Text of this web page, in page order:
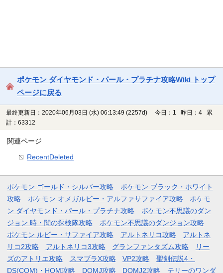
ポケモン ダイヤモンド・パール・プラチナ攻略Wiki トップ
ページに戻る
最終更新日：2020年06月03日 (水) 06:13:49 (2257d)
今日：1 昨日：4 累
計：63312
関連ページ
RecentDeleted
ポケモン ゴールド・シルバー攻略
ポケモン ブラック・ホワイト
攻略
ポケモン オメガルビー・アルファサファイア攻略
ポケモ
ン ダイヤモンド・パール・プラチナ攻略
ポケモン不思議のダン
ジョン 時・闇の探検隊攻略
ポケモン不思議のダンジョン攻略
ポケモン ルビー・サファイア攻略
アルトネリコ攻略
アルトネ
リコ2攻略
アルトネリコ3攻略 グランファンタズム攻略
リー
ズのアトリエ攻略
スマブラX攻略 VP2攻略
聖剣伝説4・
DS(COM)・HOM攻略
DQMJ攻略 DQMJ2攻略 テリーのワンダ